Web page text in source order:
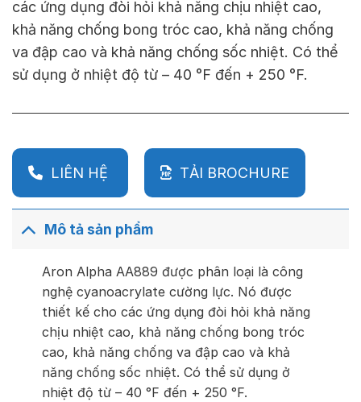
các ứng dụng đòi hỏi khả năng chịu nhiệt cao,
khả năng chống bong tróc cao, khả năng chống
va đập cao và khả năng chống sốc nhiệt. Có thể
sử dụng ở nhiệt độ từ – 40 °F đến + 250 °F.
LIÊN HỆ TẢI BROCHURE
Mô tả sản phẩm
Aron Alpha AA889 được phân loại là công
nghệ cyanoacrylate cường lực. Nó được
thiết kế cho các ứng dụng đòi hỏi khả năng
chịu nhiệt cao, khả năng chống bong tróc
cao, khả năng chống va đập cao và khả
năng chống sốc nhiệt. Có thể sử dụng ở
nhiệt độ từ – 40 °F đến + 250 °F.